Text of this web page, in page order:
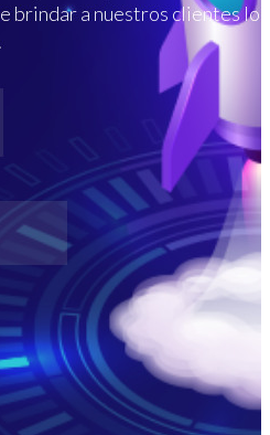
brindar a nuestros clientes lo